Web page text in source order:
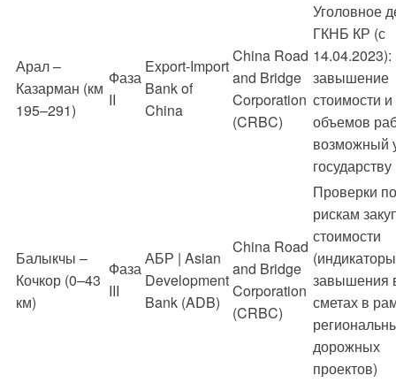
Арал –
Казарман (км
195–291)
Фаза
II
Export-Import
Bank of
China
China Road
and Bridge
Corporation
(CRBC)
Уголовное
ГКНБ КР (с
14.04.2023):
завышение
стоимости и
объемов
возможный
государству
Балыкчы –
Кочкор (0–43
км)
Фаза
III
АБР | Asian
Development
Bank (ADB)
China Road
and Bridge
Corporation
(CRBC)
Проверки
рискам
стоимости
(индикаторы
завышения
сметах в
дорожных
проектов)